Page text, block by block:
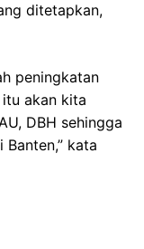
ditetapkan,
peningkatan
akan kita
DBH sehingga
kata